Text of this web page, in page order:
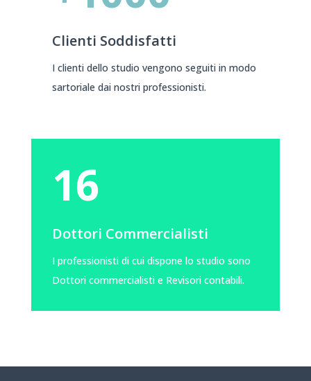
Clienti Soddisfatti
I clienti dello studio vengono seguiti in modo
sartoriale dai nostri professionisti.
16
Dottori Commercialisti
I professionisti di cui dispone lo studio sono
Dottori commercialisti e Revisori contabili.